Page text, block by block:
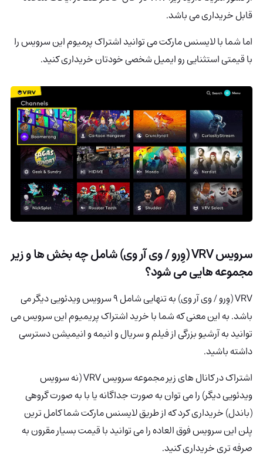
قابل خریداری می باشد.
اما شما با لایسنس مارکت می توانید اشتراک پرمیوم این سرویس را
با قیمتی استثنایی رو ایمیل شخصی خودتان خریداری کنید.
سرویسVRV ( وِرو / وی آر وی)شامل چه بخش ها و زیر
مجموعه هایی می شود؟
VRV (وِرو / وی آر وی) به تنهایی شامل 9 سرویس ویدئویی دیگر می
باشد. به این معنی که شما با خرید اشتراک پریمیوم این سرویس می
توانید به آرشیو بزرگی از فیلم و سریال و انیمه و انیمیشن دسترسی
داشته باشید.
اشتراک در کانال های زیر مجموعه سرویس VRV (نه سرویس
ویدئویی دیگر) را می توان به صورت جداگانه یا با به صورت گروهی
(باندل) خریداری کرد که از طریق لایسنس مارکت شما کامل ترین
پلن این سرویس فوق العاده را می توانید با قیمت بسیار مقرون به
صرفه تری خریداری کنید.